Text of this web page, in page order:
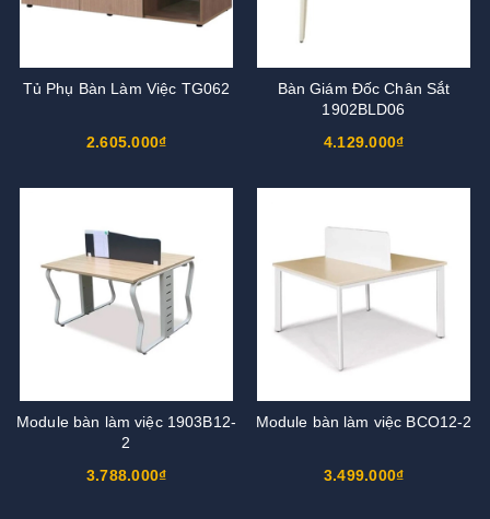
Tủ Phụ Bàn Làm Việc TG062
2.605.000₫
Bàn Giám Đốc Chân Sắt
1902BLD06
4.129.000₫
Module bàn làm việc 1903B12-
2
3.788.000₫
Module bàn làm việc BCO12-2
3.499.000₫